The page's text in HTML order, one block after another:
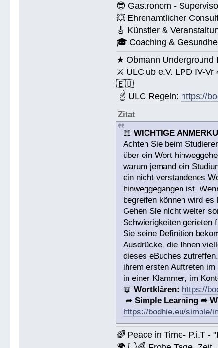
😎 Gastronom -
💥 Ehrenamtlicher
🎸 Künstler &
🎓 Coaching &
★ Obmann Underground
⚔ ULClub e.V. LPD IV-
🇪🇺
☝ ULC Regeln: https://
Zitat
📖WICHTIGE
Achten Sie beim
über ein Wort
warum jemand ein
ein nicht verstandenes
hinweggegangen ist.
begreifen können wird
Gehen Sie nicht weiter
Schwierigkeiten gerieten
Sie seine Definition
Ausdrücke, die Ihnen
dieses eBuches
ihrem ersten Auftreten
in einer Klammer, im
📖Wortklären: https://
➦Simple Learning ➦
https://bodhie.eu/simple/
🌈 Peace in Time- P.i.T